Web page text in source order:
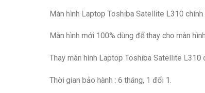
Màn hình Laptop Toshiba Satellite L310
Màn hình mới 100% dùng để thay cho màn
Thay màn hình Laptop Toshiba Satellite
Thời gian bảo hành : 6 tháng, 1 đổi 1.